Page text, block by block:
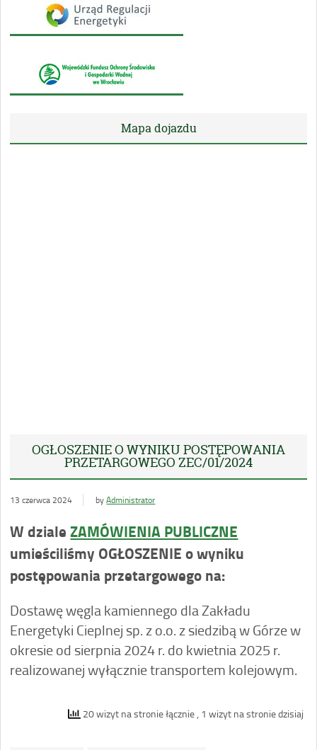
Mapa dojazdu
OGŁOSZENIE O WYNIKU POSTĘPOWANIA
PRZETARGOWEGO ZEC/01/2024
13 czerwca 2024 byAdministrator
W dzialeZAMÓWIENIA PUBLICZNE
umieściliśmy OGŁOSZENIE o wyniku
postępowania przetargowego na:
Dostawę węgla kamiennego dla Zakładu
Energetyki Cieplnej sp. z o.o. z siedzibą w Górze w
okresie od sierpnia 2024 r. do kwietnia 2025 r.
realizowanej wyłącznie transportem kolejowym.
20 wizyt na stronie łącznie , 1 wizyt na stronie dzisiaj